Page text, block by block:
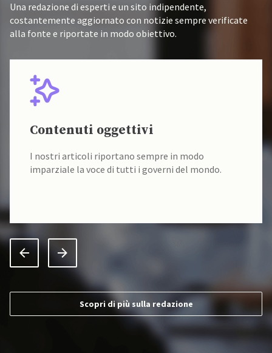
Una redazione di esperti e un sito indipendente,
costantemente aggiornato con notizie sempre verificate
alla fonte e riportate in modo obiettivo.
Contenuti oggettivi
I nostri articoli riportano sempre in modo
imparziale la voce di tutti i governi del mondo.
Scopri di più sulla redazione